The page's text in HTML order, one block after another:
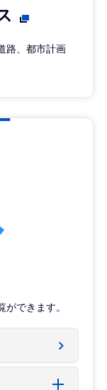
路、都市計画
できます。